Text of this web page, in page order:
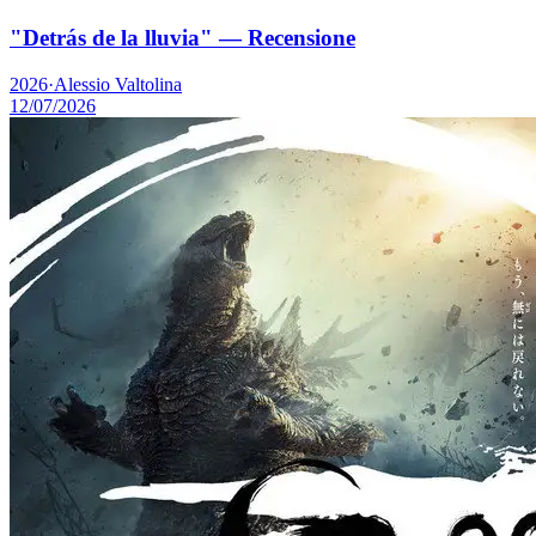
"Detrás de la lluvia" — Recensione
2026·Alessio Valtolina
12/07/2026